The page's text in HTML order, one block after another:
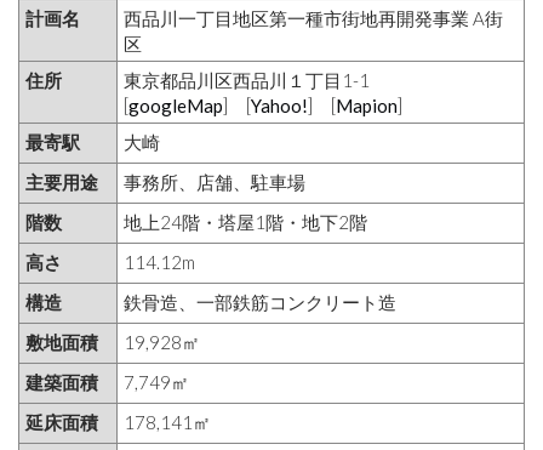
計画名
西品川一丁目地区第一種市街地再開発事業 A街
区
住所
東京都品川区西品川１丁目1-1
[googleMap] [Yahoo!] [Mapion]
最寄駅
大崎
主要用途
事務所、店舗、駐車場
階数
地上24階・塔屋1階・地下2階
高さ
114.12m
構造
鉄骨造、一部鉄筋コンクリート造
敷地面積
19,928㎡
建築面積
7,749㎡
延床面積
178,141㎡